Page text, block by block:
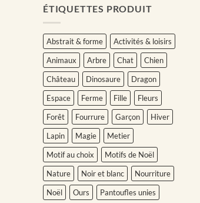
ÉTIQUETTES PRODUIT
Abstrait & forme
Activités & loisirs
Animaux
Arbre Chat
Chien
Château
Dinosaure
Dragon
Espace
Ferme Fille
Fleurs
Forêt
Fourrure Garçon
Hiver
Lapin
Magie
Metier
Motif au choix
Motifs de Noël
Nature
Noir et blanc
Nourriture
Noël
Ours Pantoufles unies